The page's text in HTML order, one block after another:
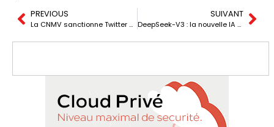
PREVIOUS
La CNMV sanctionne Twitter pour avoir autorisé des annonces d’entités financières non autorisées
SUIVANT
DeepSeek-V3 : la nouvelle IA open source qui défie les leaders du marché